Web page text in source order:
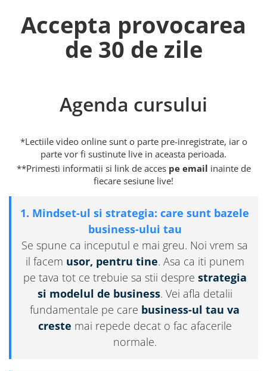
Accepta provocarea
de 30 de zile
Agenda cursului
*Lectiile video online sunt o parte pre-inregistrate, iar o
parte vor fi sustinute live in aceasta perioada.
**Primesti informatii si link de acces pe email inainte de
fiecare sesiune live!
1. Mindset-ul si strategia: care sunt bazele
business-ului tau
Se spune ca inceputul e mai greu. Noi vrem sa
il facem usor, pentru tine. Asa ca iti punem
pe tava tot ce trebuie sa stii despre strategia
si modelul de business. Vei afla detalii
fundamentale pe care business-ul tau va
creste mai repede decat o fac afacerile
normale.